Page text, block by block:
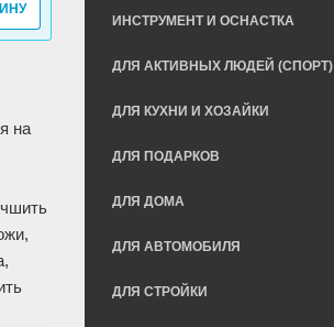
ИНСТРУМЕНТ И ОСНАСТКА
ДЛЯ АКТИВНЫХ ЛЮДЕЙ (СПОРТ)
ДЛЯ КУХНИ И ХОЗАЙКИ
ДЛЯ ПОДАРКОВ
ДЛЯ ДОМА
ДЛЯ АВТОМОБИЛЯ
ДЛЯ СТРОЙКИ
на